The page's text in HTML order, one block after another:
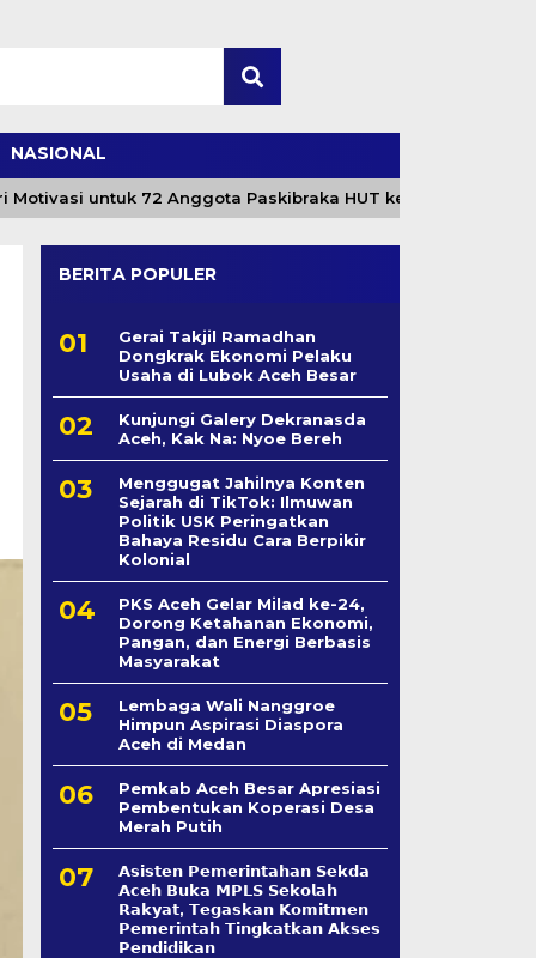
NASIONAL
untuk 72 Anggota Paskibraka HUT ke-81 RI
BERITA POPULER
Gerai Takjil Ramadhan
Dongkrak Ekonomi Pelaku
Usaha di Lubok Aceh Besar
Kunjungi Galery Dekranasda
Aceh, Kak Na: Nyoe Bereh
Menggugat Jahilnya Konten
Sejarah di TikTok: Ilmuwan
Politik USK Peringatkan
Bahaya Residu Cara Berpikir
Kolonial
PKS Aceh Gelar Milad ke-24,
Dorong Ketahanan Ekonomi,
Pangan, dan Energi Berbasis
Masyarakat
Lembaga Wali Nanggroe
Himpun Aspirasi Diaspora
Aceh di Medan
Pemkab Aceh Besar Apresiasi
Pembentukan Koperasi Desa
Merah Putih
𝗔𝘀𝗶𝘀𝘁𝗲𝗻 𝗣𝗲𝗺𝗲𝗿𝗶𝗻𝘁𝗮𝗵𝗮𝗻 𝗦𝗲k𝗱𝗮
𝗔𝗰𝗲𝗵 𝗕𝘂𝗸𝗮 𝗠𝗣𝗟𝗦 𝗦𝗲𝗸𝗼𝗹𝗮𝗵
𝗥𝗮𝗸𝘆𝗮𝘁, 𝗧𝗲𝗴𝗮𝘀𝗸𝗮𝗻 𝗞𝗼𝗺𝗶𝘁𝗺𝗲𝗻
𝗣𝗲𝗺𝗲𝗿𝗶𝗻𝘁𝗮𝗵 𝗧𝗶𝗻𝗴𝗸𝗮𝘁𝗸𝗮𝗻 𝗔𝗸𝘀𝗲𝘀
𝗣𝗲𝗻𝗱𝗶𝗱𝗶𝗸𝗮𝗻